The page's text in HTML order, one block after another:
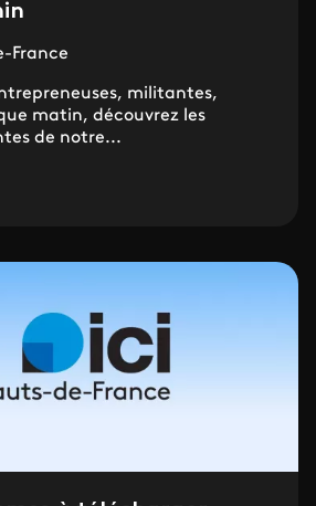
France
militantes,
matin, découvrez les
de notre...